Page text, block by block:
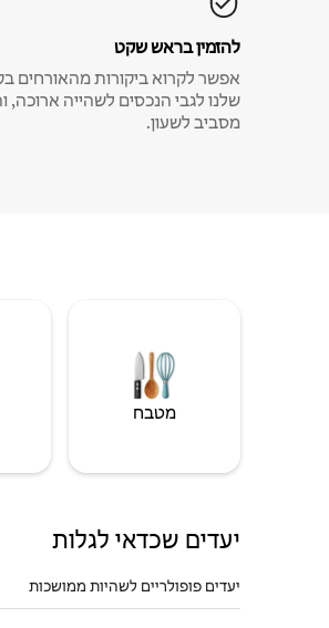
להזמין בראש שקט
אפשר לקרוא ביקורות מהאורחים
שלנו לגבי הנכסים לשהייה ארוכה,
מסביב לשעון.
מטבח
יעדים שכדאי לגלות
יעדים פופולריים לשהיות ממושכות